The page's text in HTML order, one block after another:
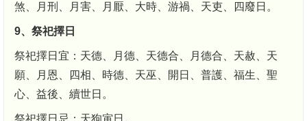
煞、月刑、月害、月厭、大時、游禍、天吏、四廢日。
9、祭祀擇日
祭祀擇日宜：天德、月德、天德合、月德合、天赦、天
願、月恩、四相、時德、天巫、開日、普護、福生、聖
心、益後、續世日。
祭祀擇日忌：天狗寅日。